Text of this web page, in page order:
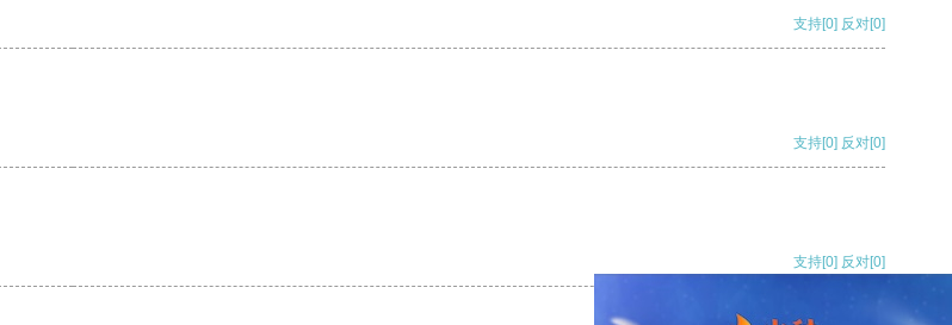
支持[0] 反对[0]
支持[0] 反对[0]
支持[0] 反对[0]